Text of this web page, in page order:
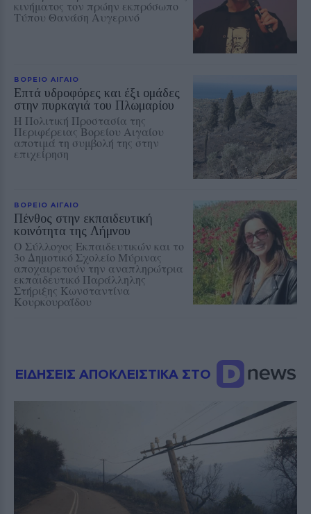
κινήματος τον πρώην εκπρόσωπο
Τύπου Θανάση Αυγερινό
ΒΟΡΕΙΟ ΑΙΓΑΙΟ
Επτά υδροφόρες και έξι ομάδες
στην πυρκαγιά του Πλωμαρίου
Η Πολιτική Προστασία της
Περιφέρειας Βορείου Αιγαίου
αποτιμά τη συμβολή της στην
επιχείρηση
ΒΟΡΕΙΟ ΑΙΓΑΙΟ
Πένθος στην εκπαιδευτική
κοινότητα της Λήμνου
Ο Σύλλογος Εκπαιδευτικών και το
3ο Δημοτικό Σχολείο Μύρινας
αποχαιρετούν την αναπληρώτρια
εκπαιδευτικό Παράλληλης
Στήριξης Κωνσταντίνα
Κουρκουραΐδου
ΕΙΔΗΣΕΙΣ ΑΠΟΚΛΕΙΣΤΙΚΑ ΣΤΟ